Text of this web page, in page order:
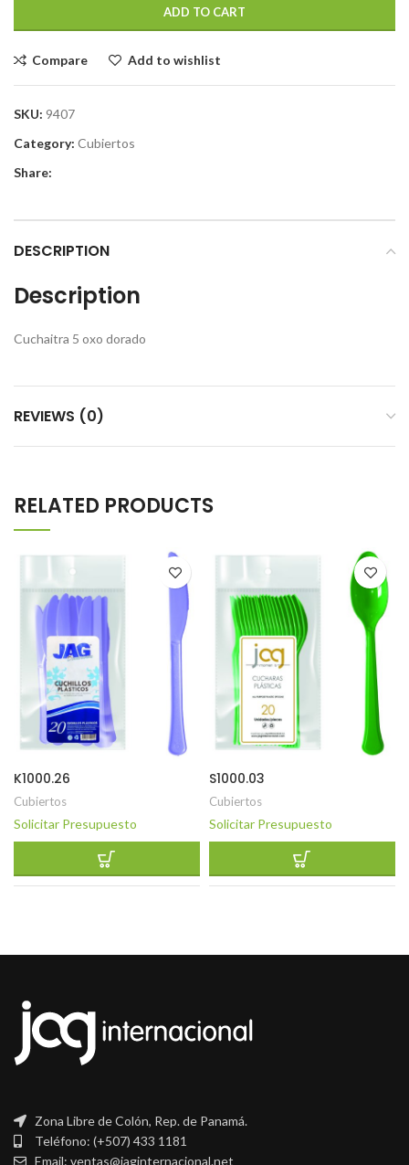
ADD TO CART
Compare Add to wishlist
SKU: 9407
Category: Cubiertos
Share:
DESCRIPTION
Description
Cuchaitra 5 oxo dorado
REVIEWS (0)
RELATED PRODUCTS
K1000.26
Cubiertos
Solicitar Presupuesto
S1000.03
Cubiertos
Solicitar Presupuesto
Zona Libre de Colón, Rep. de Panamá.
Teléfono: (+507) 433 1181
Email: ventas@jaginternacional.net